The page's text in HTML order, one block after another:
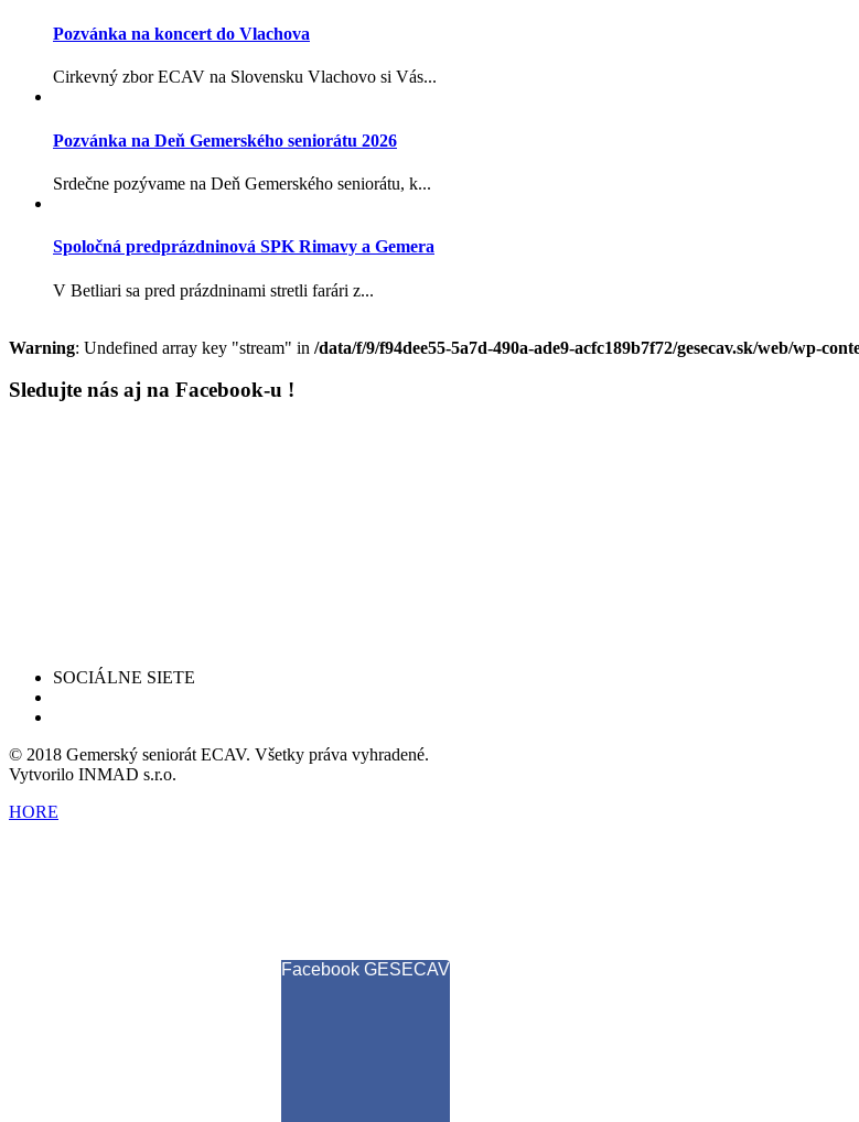
Pozvánka na koncert do Vlachova
Cirkevný zbor ECAV na Slovensku Vlachovo si Vás...
Pozvánka na Deň Gemerského seniorátu 2026
Srdečne pozývame na Deň Gemerského seniorátu, k...
Spoločná predprázdninová SPK Rimavy a Gemera
V Betliari sa pred prázdninami stretli farári z...
Warning: Undefined array key "stream" in /data/f/9/f94dee55-5a7d-490a-ade9-acfc189b7f72/gesecav.sk/web/wp-
Sledujte nás aj na Facebook-u !
SOCIÁLNE SIETE
© 2018 Gemerský seniorát ECAV. Všetky práva vyhradené.
Vytvorilo INMAD s.r.o.
HORE
Facebook GESECAV